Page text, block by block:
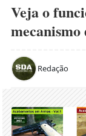
Veja o
Redação